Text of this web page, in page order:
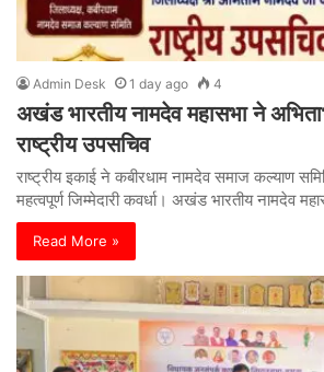
Admin Desk 1 day ago 4
अखंड भारतीय नामदेव महासभा ने
राष्ट्रीय उपसचिव
राष्ट्रीय इकाई ने कबीरधाम नामदेव समाज कल्याण
महत्वपूर्ण जिम्मेदारी कवर्धा। अखंड भारतीय नामदेव
Read More »